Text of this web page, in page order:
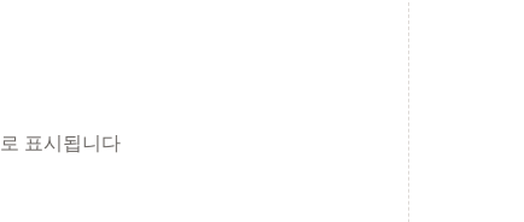
로 표시됩니다